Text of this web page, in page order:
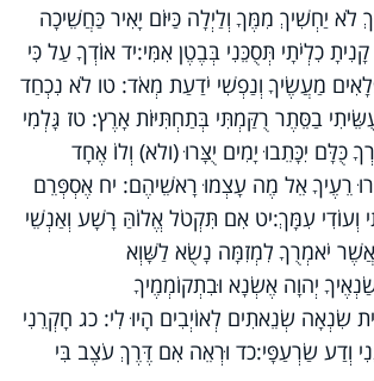
יַחְשִׁיךְ מִמֶּךָ וְלַיְלָה כַּיּוֹם יָאִיר כַּחֲשֵׁיכָה
כִלְיֹתָי תְּסֻכֵּנִי בְּבֶטֶן אִמִּי:יד אוֹדְךָ עַל כִּי
מַעֲשֶׂיךָ וְנַפְשִׁי יֹדַעַת מְאֹד: טו לֹא נִכְחַד
בַסֵּתֶר רֻקַּמְתִּי בְּתַחְתִּיּוֹת אָרֶץ: טז גָּלְמִי
כֻּלָּם יִכָּתֵבוּ יָמִים יֻצָּרוּ (ולא) וְלוֹ אֶחָד
רֵעֶיךָ אֵל מֶה עָצְמוּ רָאשֵׁיהֶם: יח אֶסְפְּרֵם
וְעוֹדִי עִמָּךְ:יט אִם תִּקְטֹל אֱלוֹהַּ רָשָׁע וְאַנְשֵׁי
אֲשֶׁר יֹאמְרֻךָ לִמְזִמָּה נָשֻׂא לַשָּׁוְא
יְהוָה אֶשְׂנָא וּבִתְקוֹמְמֶיךָ
שִׂנְאָה שְׂנֵאתִים לְאוֹיְבִים הָיוּ לִי: כג חָקְרֵנִי
וְדַע שַׂרְעַפָּי:כד וּרְאֵה אִם דֶּרֶךְ עֹצֶב בִּי